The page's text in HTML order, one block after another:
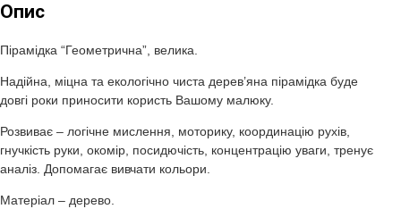
Опис
Пірамідка “Геометрична”, велика.
Надійна, міцна та екологічно чиста дерев’яна пірамідка буде
довгі роки приносити користь Вашому малюку.
Розвиває – логічне мислення, моторику, координацію рухів,
гнучкість руки, окомір, посидючість, концентрацію уваги, тренує
аналіз. Допомагає вивчати кольори.
Матеріал – дерево.